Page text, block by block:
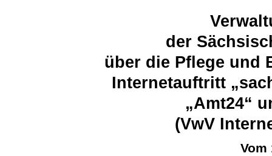
der
über die Pflege und
Internetauftritt
„Amt24“
(VwV
Vom